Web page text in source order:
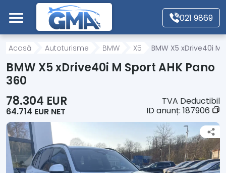
Mergi direct la conținutul principal
021 9869
Acasă
Autoturisme
Motociclete
Autoutilitare
Alte tipuri vehicule
Acasă Autoturisme BMW X5 BMW X5 xDrive40i M
BMW X5 xDrive40i M Sport AHK Pano
360
78.304 EUR
64.714 EUR NET
TVA Deductibil
ID anunț: 187906